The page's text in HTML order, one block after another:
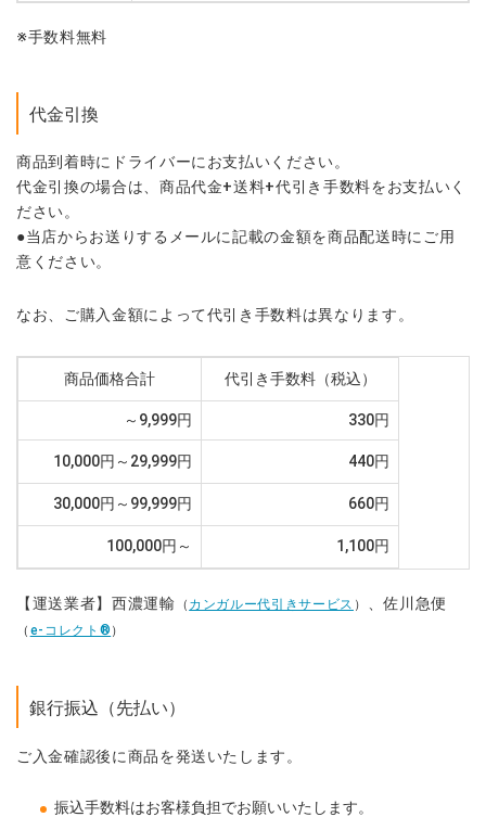
※手数料無料
代金引換
商品到着時にドライバーにお支払いください。
代金引換の場合は、商品代金+送料+代引き手数料をお支払いく
ださい。
●当店からお送りするメールに記載の金額を商品配送時にご用
意ください。
なお、ご購入金額によって代引き手数料は異なります。
商品価格合計 代引き手数料（税込）
～9,999円 330円
10,000円～29,999円 440円
30,000円～99,999円 660円
100,000円～ 1,100円
【運送業者】西濃運輸 （ カンガルー代引きサービス ） 、佐川急便
（ e-コレクト® ）
銀行振込（先払い）
ご入金確認後に商品を発送いたします。
振込手数料はお客様負担でお願いいたします。